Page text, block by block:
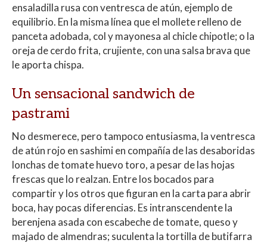
ensaladilla rusa con ventresca de atún, ejemplo de
equilibrio. En la misma línea que el mollete relleno de
panceta adobada, col y mayonesa al chicle chipotle; o la
oreja de cerdo frita, crujiente, con una salsa brava que
le aporta chispa.
Un sensacional sandwich de
pastrami
No desmerece, pero tampoco entusiasma, la ventresca
de atún rojo en sashimi en compañía de las desaboridas
lonchas de tomate huevo toro, a pesar de las hojas
frescas que lo realzan. Entre los bocados para
compartir y los otros que figuran en la carta para abrir
boca, hay pocas diferencias. Es intranscendente la
berenjena asada con escabeche de tomate, queso y
majado de almendras; suculenta la tortilla de butifarra